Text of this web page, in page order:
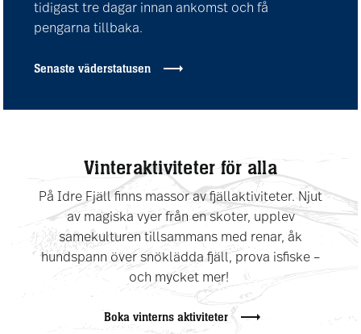
tidigast tre dagar innan ankomst och få
pengarna tillbaka.
Senaste väderstatusen
Vinteraktiviteter för alla
På Idre Fjäll finns massor av fjällaktiviteter. Njut
av magiska vyer från en skoter, upplev
samekulturen tillsammans med renar, åk
hundspann över snöklädda fjäll, prova isfiske –
och mycket mer!
Boka vinterns aktiviteter